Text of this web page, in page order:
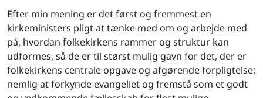
Efter min mening er det først og fremmest en
kirkeministers pligt at tænke med om og arbejde med
på, hvordan folkekirkens rammer og struktur kan
udformes, så de er til størst mulig gavn for det, der er
folkekirkens centrale opgave og afgørende forpligtelse:
nemlig at forkynde evangeliet og fremstå som et godt